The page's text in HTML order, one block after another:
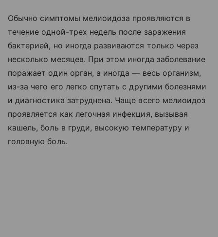
Обычно симптомы мелиоидоза проявляются в
течение одной-трех недель после заражения
бактерией, но иногда развиваются только через
несколько месяцев. При этом иногда заболевание
поражает один орган, а иногда — весь организм,
из-за чего его легко спутать с другими болезнями
и диагностика затруднена. Чаще всего мелиоидоз
проявляется как легочная инфекция, вызывая
кашель, боль в груди, высокую температуру и
головную боль.